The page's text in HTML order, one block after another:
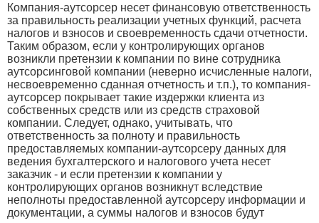
Компания-аутсорсер несет финансовую ответственность
за правильность реализации учетных функций, расчета
налогов и взносов и своевременность сдачи отчетности.
Таким образом, если у контролирующих органов
возникли претензии к компании по вине сотрудника
аутсорсинговой компании (неверно исчисленные налоги,
несвоевременно сданная отчетность и т.п.), то компания-
аутсорсер покрывает такие издержки клиента из
собственных средств или из средств страховой
компании. Следует, однако, учитывать, что
ответственность за полноту и правильность
предоставляемых компании-аутсорсеру данных для
ведения бухгалтерского и налогового учета несет
заказчик - и если претензии к компании у
контролирующих органов возникнут вследствие
неполноты предоставленной аутсорсеру информации и
документации, а суммы налогов и взносов будут